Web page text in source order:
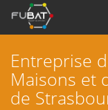
Entreprise
Maisons et
de